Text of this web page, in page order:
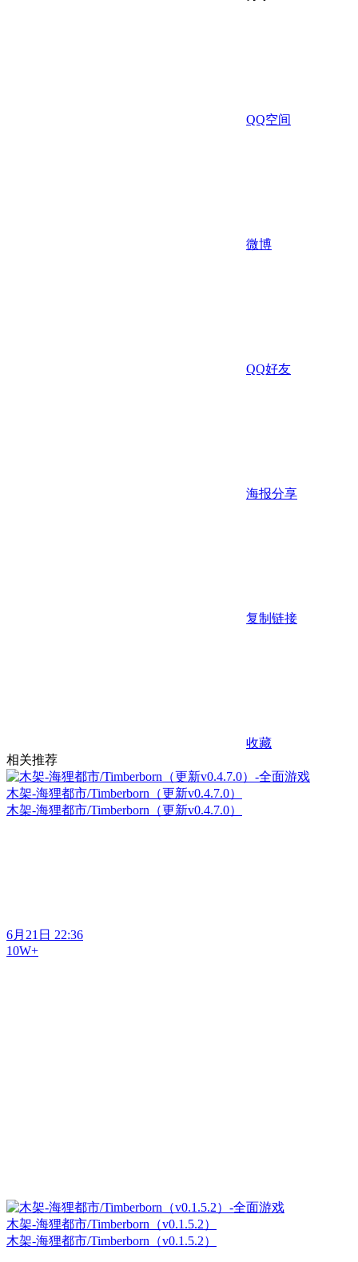
QQ空间
微博
QQ好友
海报分享
复制链接
收藏
相关推荐
木架-海狸都市/Timberborn（更新v0.4.7.0）
木架-海狸都市/Timberborn（更新v0.4.7.0）
6月21日 22:36
10W+
木架-海狸都市/Timberborn（v0.1.5.2）
木架-海狸都市/Timberborn（v0.1.5.2）